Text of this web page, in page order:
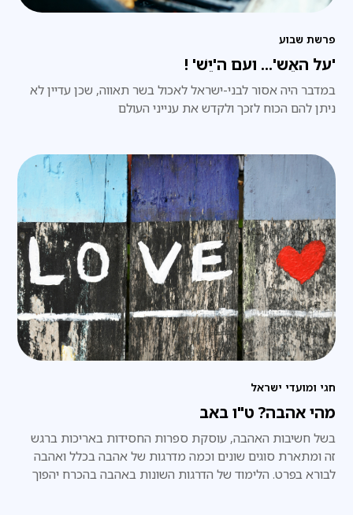
פרשת שבוע
'על האֵש'... ועם ה'יֵשׁ' !
במדבר היה אסור לבני-ישראל לאכול בשר תאווה, שכן עדיין לא
ניתן להם הכוח לזכך ולקדש את ענייני העולם
חגי ומועדי ישראל
מהי אהבה? ט"ו באב
בשל חשיבות האהבה, עוסקת ספרות החסידות באריכות ברגש
זה ומתארת סוגים שונים וכמה מדרגות של אהבה בכלל ואהבה
לבורא בפרט. הלימוד של הדרגות השונות באהבה בהכרח יהפוך